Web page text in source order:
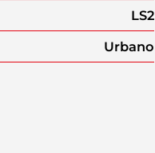
LS2
Urbano